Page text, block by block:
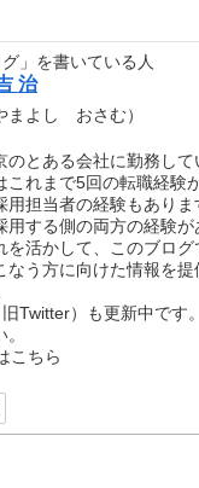
」を書いている人
治
まよし おさむ）
のとある会社に勤務して
これまで5回の転職経験
用担当者の経験もあり
用する側の両方の経験が
を活かして、このブロ
なう方に向けた情報を提
Twitter）も更新中です
こちら